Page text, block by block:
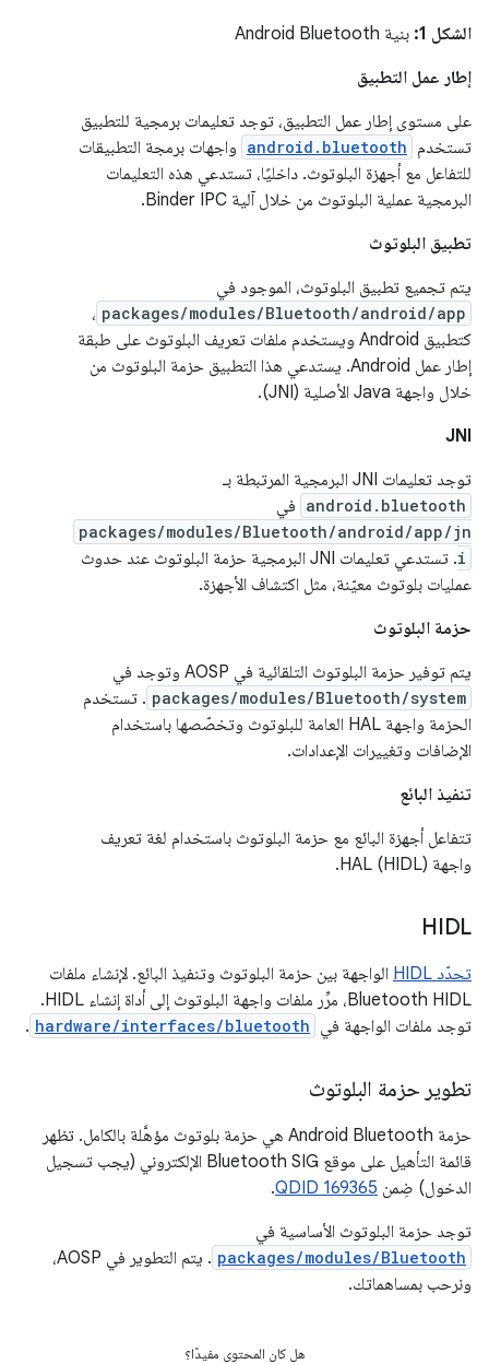
الشكل 1:
بنية Android Bluetooth
إطار عمل التطبيق
على مستوى إطار عمل التطبيق، توجد تعليمات برمجية للتطبيق
تستخدم android.bluetooth واجهات برمجة التطبيقات
للتفاعل مع أجهزة البلوتوث. داخليًا، تستدعي هذه التعليمات
البرمجية عملية البلوتوث من خلال آلية Binder IPC.
تطبيق البلوتوث
يتم تجميع تطبيق البلوتوث، الموجود في
packages/modules/Bluetooth/android/app ،
كتطبيق Android ويستخدم ملفات تعريف البلوتوث على طبقة
إطار عمل Android. يستدعي هذا التطبيق حزمة البلوتوث من
خلال واجهة Java الأصلية (JNI).
JNI
توجد تعليمات JNI البرمجية المرتبطة بـ
android.bluetooth في
packages/modules/Bluetooth/android/app/jn
i
. تستدعي تعليمات JNI البرمجية حزمة البلوتوث عند حدوث
عمليات بلوتوث معيّنة، مثل اكتشاف الأجهزة.
حزمة البلوتوث
يتم توفير حزمة البلوتوث التلقائية في AOSP وتوجد في
packages/modules/Bluetooth/system . تستخدم
الحزمة واجهة HAL العامة للبلوتوث وتخصّصها باستخدام
الإضافات وتغييرات الإعدادات.
تنفيذ البائع
تتفاعل أجهزة البائع مع حزمة البلوتوث باستخدام لغة تعريف
واجهة HAL (HIDL).
HIDL
تحدّد HIDL
الواجهة بين حزمة البلوتوث وتنفيذ البائع. لإنشاء ملفات
Bluetooth HIDL، مرِّر ملفات واجهة البلوتوث إلى أداة إنشاء HIDL.
توجد ملفات الواجهة في hardware/interfaces/bluetooth
.
تطوير حزمة البلوتوث
حزمة Android Bluetooth هي حزمة بلوتوث مؤهَّلة بالكامل. تظهر
قائمة التأهيل على موقع Bluetooth SIG الإلكتروني (يجب تسجيل
الدخول) ضِمن QDID 169365
.
توجد حزمة البلوتوث الأساسية في
packages/modules/Bluetooth
. يتم التطوير في AOSP،
ونرحب بمساهماتك.
هل كان المحتوى مفيدًا؟